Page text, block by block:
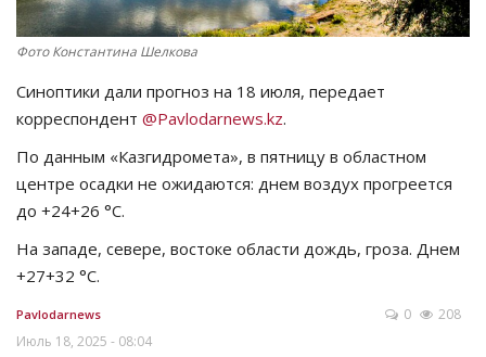
OFFICIAL
Курултай
Язык
Қазақша Русский
Фото Константина Шелкова
Синоптики дали прогноз на 18 июля, передает
корреспондент @Pavlodarnews.kz.
По данным «Казгидромета», в пятницу в областном
центре осадки не ожидаются: днем воздух прогреется
до +24+26 °C.
На западе, севере, востоке области дождь, гроза. Днем
+27+32 °C.
Pavlodarnews
Июль 18, 2025 - 08:04
0 208